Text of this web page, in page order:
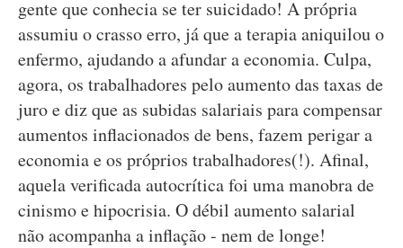
gente que conhecia se ter suicidado! A própria
assumiu o crasso erro, já que a terapia aniquilou o
enfermo, ajudando a afundar a economia. Culpa,
agora, os trabalhadores pelo aumento das taxas de
juro e diz que as subidas salariais para compensar
aumentos inflacionados de bens, fazem perigar a
economia e os próprios trabalhadores(!). Afinal,
aquela verificada autocrítica foi uma manobra de
cinismo e hipocrisia. O débil aumento salarial
não acompanha a inflação - nem de longe!